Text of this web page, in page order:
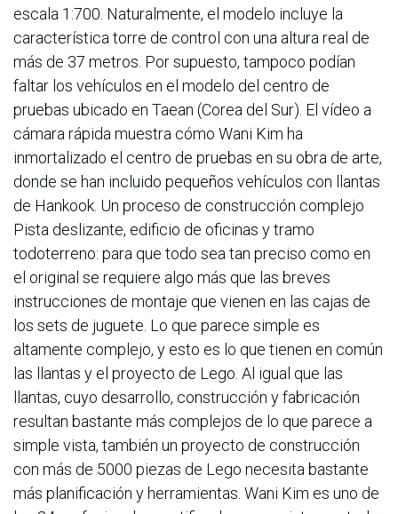
escala 1:700. Naturalmente, el modelo incluye la
característica torre de control con una altura real de
más de 37 metros. Por supuesto, tampoco podían
faltar los vehículos en el modelo del centro de
pruebas ubicado en Taean (Corea del Sur). El vídeo a
cámara rápida muestra cómo Wani Kim ha
inmortalizado el centro de pruebas en su obra de arte,
donde se han incluido pequeños vehículos con llantas
de Hankook. Un proceso de construcción complejo
Pista deslizante, edificio de oficinas y tramo
todoterreno: para que todo sea tan preciso como en
el original se requiere algo más que las breves
instrucciones de montaje que vienen en las cajas de
los sets de juguete. Lo que parece simple es
altamente complejo, y esto es lo que tienen en común
las llantas y el proyecto de Lego. Al igual que las
llantas, cuyo desarrollo, construcción y fabricación
resultan bastante más complejos de lo que parece a
simple vista, también un proyecto de construcción
con más de 5000 piezas de Lego necesita bastante
más planificación y herramientas. Wani Kim es uno de